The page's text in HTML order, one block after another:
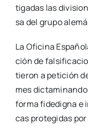
ti­ga­das las
sa del gru­po
La Ofi­ci­na
ción de
tie­ron a peti­ción
mes
for­ma fide­dig­na
cas pro­te­gi­das